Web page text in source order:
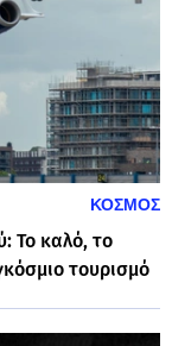
ΚΟΣΜΟΣ
Το καλό, το
τουρισμό